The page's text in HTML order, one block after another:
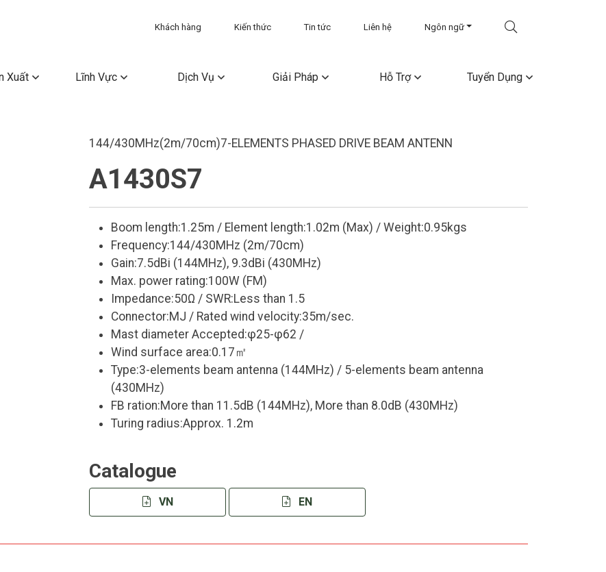
Khách hàng Kiến thức Tin tức Liên hệ Ngôn ngữ
Xuất Lĩnh Vực Dịch Vụ Giải Pháp Hỗ Trợ Tuyển Dụng
144/430MHz(2m/70cm)7-ELEMENTS PHASED DRIVE BEAM ANTENN
A1430S7
Boom length:1.25m / Element length:1.02m (Max) / Weight:0.95kgs
Frequency:144/430MHz (2m/70cm)
Gain:7.5dBi (144MHz), 9.3dBi (430MHz)
Max. power rating:100W (FM)
Impedance:50Ω / SWR:Less than 1.5
Connector:MJ / Rated wind velocity:35m/sec.
Mast diameter Accepted:φ25-φ62 /
Wind surface area:0.17㎡
Type:3-elements beam antenna (144MHz) / 5-elements beam antenna
(430MHz)
FB ration:More than 11.5dB (144MHz), More than 8.0dB (430MHz)
Turing radius:Approx. 1.2m
Catalogue
VN EN